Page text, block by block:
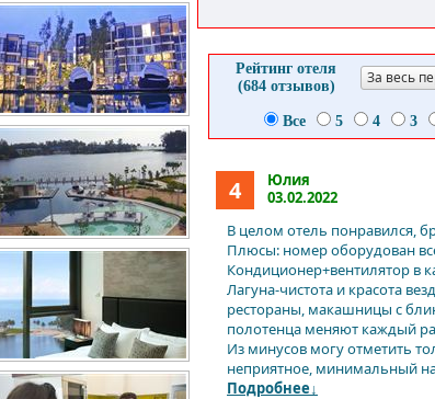
Рейтинг отеля
(684 отзывов)
За весь
Все 5 4 3
4
Юлия
03.02.2022
В целом отель понравился,
Плюсы: номер оборудован
Кондиционер+вентилятор в
Лагуна-чистота и красота
рестораны, макашницы с
полотенца меняют каждый
Из минусов могу отметить
неприятное, минимальный
Подробнее↓